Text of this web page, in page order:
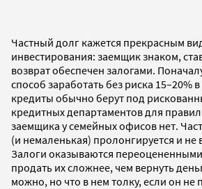
Частный долг кажется прекрасным
инвестирования: заемщик знаком,
возврат обеспечен залогами.
способ заработать без риска 15–20%
кредиты обычно берут под
кредитных департаментов для
заемщика у семейных офисов нет.
(и немаленькая) пролонгируется и не
Залоги оказываются
продать их сложнее, чем вернуть
можно, но что в нем толку, если он не